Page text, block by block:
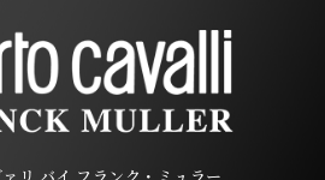
リ バイ フランク・ミュラー